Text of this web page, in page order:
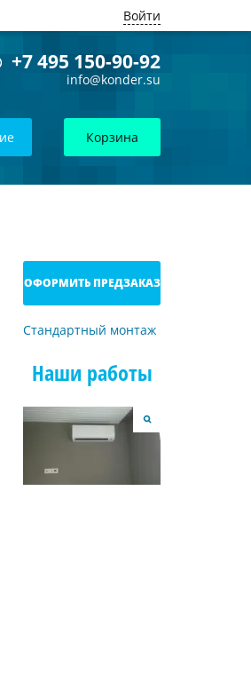
Войти
+7 495 150-90-92
info@konder.su
Корзина
ОФОРМИТЬ ПРЕДЗАКАЗ
Стандартный монтаж
Наши работы